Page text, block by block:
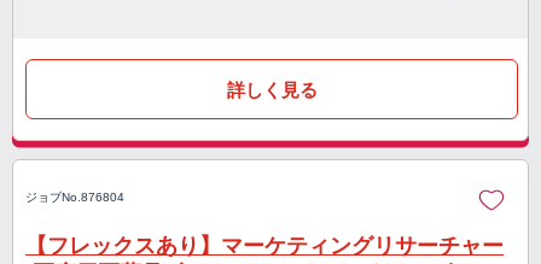
詳しく見る
ジョブNo.876804
【フレックスあり】マーケティングリサーチャー